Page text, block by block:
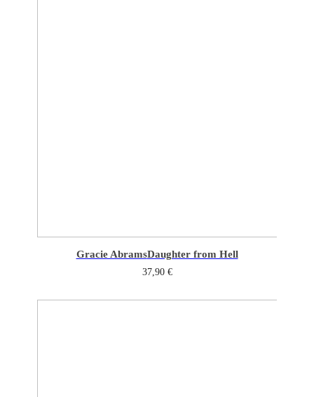
Gracie AbramsDaughter from Hell
37,90 €